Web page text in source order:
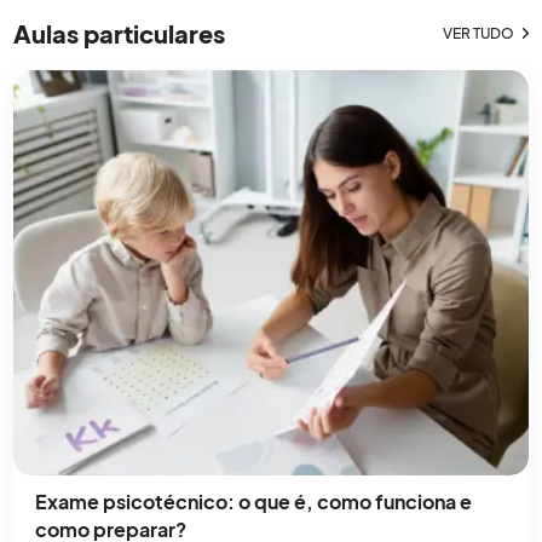
chilenas, humitas, pastel de choclo,
Aulas particulares VER TUDO
Exame psicotécnico: o que é, como funciona e
como preparar?